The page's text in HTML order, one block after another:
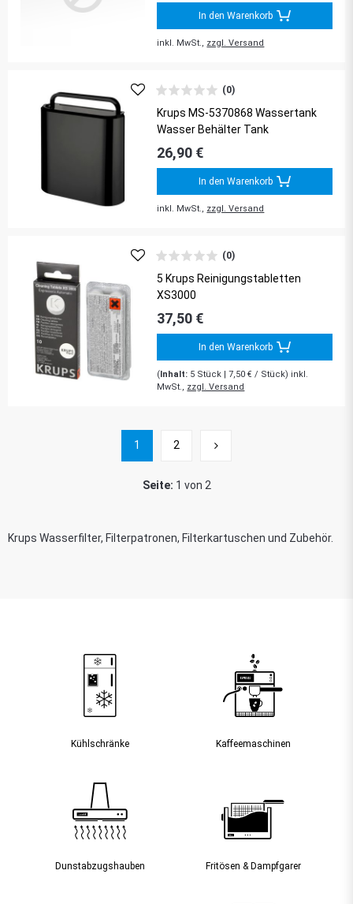
In den Warenkorb
inkl. MwSt., zzgl. Versand
(0)
Krups MS-5370868 Wassertank
Wasser Behälter Tank
26,90 €
In den Warenkorb
inkl. MwSt., zzgl. Versand
(0)
5 Krups Reinigungstabletten
XS3000
37,50 €
In den Warenkorb
(Inhalt: 5 Stück | 7,50 € / Stück) inkl.
MwSt., zzgl. Versand
1 2
Seite: 1 von 2
Krups Wasserfilter, Filterpatronen, Filterkartuschen und Zubehör.
Kühlschränke Kaffee­maschinen
Dunst­abzugs­hauben Fritösen & Dampfgarer